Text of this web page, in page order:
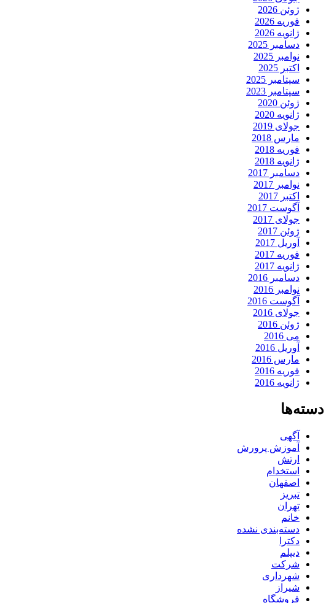
ژوئن 2026
فوریه 2026
ژانویه 2026
دسامبر 2025
نوامبر 2025
اکتبر 2025
سپتامبر 2025
سپتامبر 2023
ژوئن 2020
ژانویه 2020
جولای 2019
مارس 2018
فوریه 2018
ژانویه 2018
دسامبر 2017
نوامبر 2017
اکتبر 2017
آگوست 2017
جولای 2017
ژوئن 2017
آوریل 2017
فوریه 2017
ژانویه 2017
دسامبر 2016
نوامبر 2016
آگوست 2016
جولای 2016
ژوئن 2016
می 2016
آوریل 2016
مارس 2016
فوریه 2016
ژانویه 2016
دسته‌ها
آگهی
آموزش پرورش
ارتش
استخدام
اصفهان
تبریز
تهران
خانم
دسته‌بندی نشده
دکترا
دیپلم
شرکت
شهرداری
شیراز
فروشگاه